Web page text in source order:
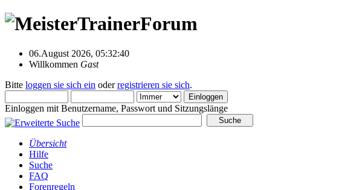
06.August 2026, 05:32:40
Willkommen Gast
Bitte loggen sie sich ein oderregistrieren sie sich.
Einloggen mit Benutzername, Passwort und Sitzungslänge
Übersicht
Hilfe
Suche
FAQ
Forenregeln